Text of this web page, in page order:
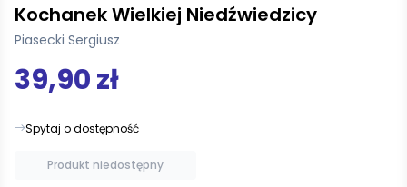
Kochanek Wielkiej Niedźwiedzicy
Piasecki Sergiusz
39,90 zł
Spytaj o dostępność
Produkt niedostępny